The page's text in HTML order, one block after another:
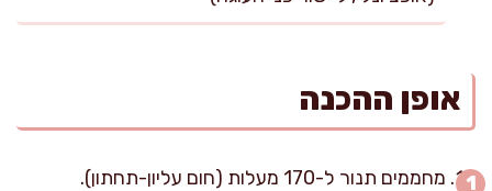
אופן ההכנה
מחממים תנור ל-170 מעלות (חום עליון-תחתון).